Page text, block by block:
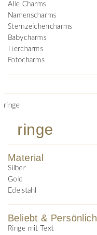
Alle Charms
Namenscharms
Sternzeichencharms
Babycharms
Tiercharms
Fotocharms
ringe
ringe
Material
Silber
Gold
Edelstahl
Beliebt & Persönlich
Ringe mit Text